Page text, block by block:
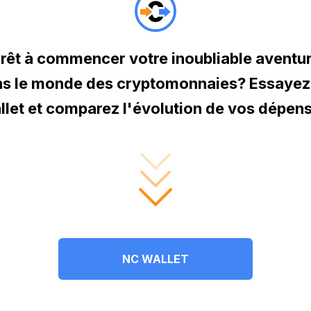
à commencer votre inoubliable
le monde des cryptomonnaies? Essayez
et comparez l'évolution de vos
NC WALLET